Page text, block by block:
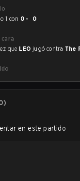
ganó el Juego 1 con 0 - 0
que LEO jugó contra The
)
en este partido